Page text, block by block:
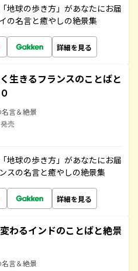
地球の歩き方」があなたにお届
の名言と癒やしの絶景集
詳細を見る
生きるフランスのことばと
名言＆絶景
売
地球の歩き方」があなたにお届
スの名言と癒やしの絶景集
詳細を見る
わるインドのことばと絶景
名言＆絶景